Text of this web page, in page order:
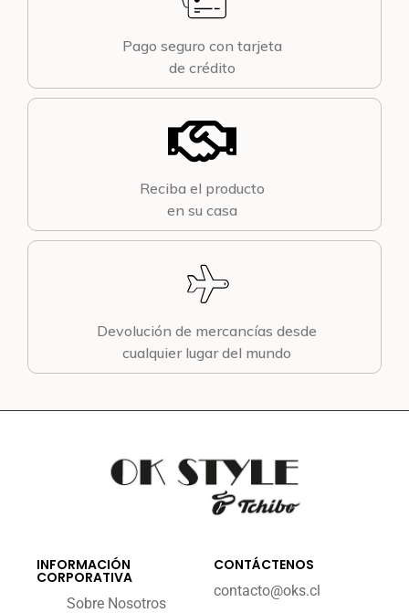
Pago seguro con tarjeta
de crédito
Reciba el producto
en su casa
Devolución de mercancías desde
cualquier lugar del mundo
INFORMACIÓN
CORPORATIVA
Sobre Nosotros
CONTÁCTENOS
contacto@oks.cl